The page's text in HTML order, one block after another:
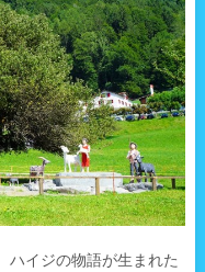
ハイジの物語が生まれた